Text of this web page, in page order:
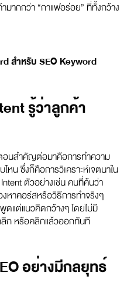
มากกว่า “กาแฟอร่อย” ที่ทั้งกว้าง
สำหรับ SEO Keyword
รู้ว่าลูกค้า
อนสำคัญต่อมาคือการทำความ
หน ซึ่งก็คือการวิเคราะห์เจตนาใน
ตัวอย่างเช่น คนที่ค้นว่า
งหาคอร์สหรือวิธีการทำจริงๆ
แต่แนวคิดกว้างๆ โดยไม่มี
ลิก หรือคลิกแล้วออกทันที
อย่างมีกลยุทธ์